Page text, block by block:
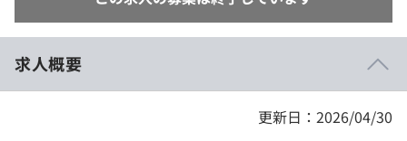
求人概要
更新日：2026/04/30